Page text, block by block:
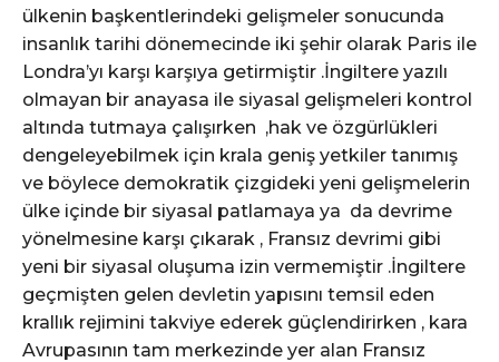
ülkenin başkentlerindeki gelişmeler sonucunda
insanlık tarihi dönemecinde iki şehir olarak Paris ile
Londra’yı karşı karşıya getirmiştir .İngiltere yazılı
olmayan bir anayasa ile siyasal gelişmeleri kontrol
altında tutmaya çalışırken ,hak ve özgürlükleri
dengeleyebilmek için krala geniş yetkiler tanımış
ve böylece demokratik çizgideki yeni gelişmelerin
ülke içinde bir siyasal patlamaya ya da devrime
yönelmesine karşı çıkarak , Fransız devrimi gibi
yeni bir siyasal oluşuma izin vermemiştir .İngiltere
geçmişten gelen devletin yapısını temsil eden
krallık rejimini takviye ederek güçlendirirken , kara
Avrupasının tam merkezinde yer alan Fransız